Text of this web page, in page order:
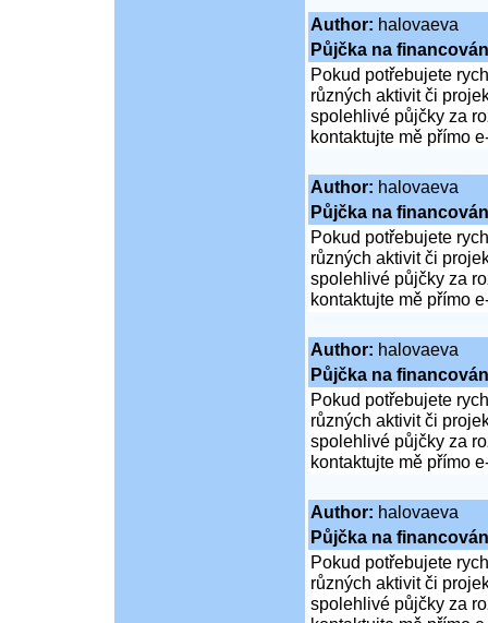
Author: halovaeva
Půjčka na
Pokud potřebujete
různých aktivit či
spolehlivé půjčky za
kontaktujte mě přímo
Author: halovaeva
Půjčka na
Pokud potřebujete
různých aktivit či
spolehlivé půjčky za
kontaktujte mě přímo
Author: halovaeva
Půjčka na
Pokud potřebujete
různých aktivit či
spolehlivé půjčky za
kontaktujte mě přímo
Author: halovaeva
Půjčka na
Pokud potřebujete
různých aktivit či
spolehlivé půjčky za